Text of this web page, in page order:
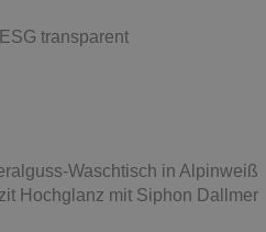
transparent
Waschtisch in Alpinweiß
Hochglanz mit Siphon Dallmer